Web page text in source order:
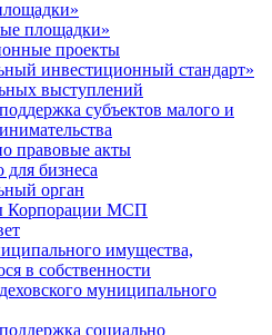
площадки»
проекты
инвестиционный стандарт»
выступлений
субъектов малого и
правовые акты
бизнеса
орган
Корпорации МСП
имущества,
в собственности
муниципального
социально